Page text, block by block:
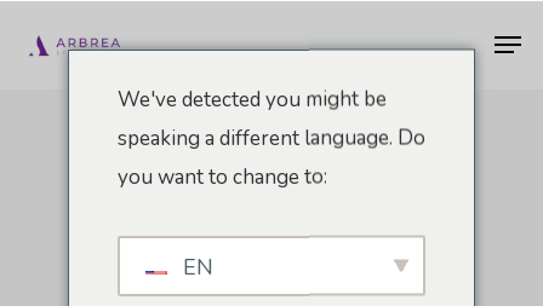
Arbrea Suite
Training Hub
We've detected you might be
speaking a different language. Do
you want to change to:
EN